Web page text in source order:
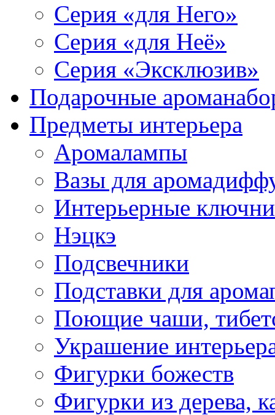
Серия «для Него»
Серия «для Неё»
Серия «Эксклюзив»
Подарочные
Предметы интерьера
Аромалампы
Вазы для
Интерьерные
Нэцкэ
Подсвечники
Подставки для
Поющие чаши,
Украшение
Фигурки божеств
Фигурки из дерева,